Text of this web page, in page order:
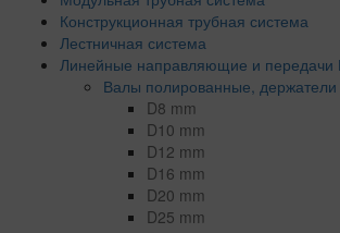
Конструкционная трубная система
Лестничная система
Линейные направляющие и
Валы полированные, держатели
D8 mm
D10 mm
D12 mm
D16 mm
D20 mm
D25 mm